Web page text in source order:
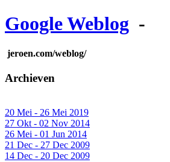
Google Weblog -
jeroen.com/weblog/
Archieven
20 Mei - 26 Mei 2019
27 Okt - 02 Nov 2014
26 Mei - 01 Jun 2014
21 Dec - 27 Dec 2009
14 Dec - 20 Dec 2009